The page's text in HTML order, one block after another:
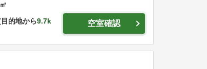
㎡
目的地から9.7k
空室確認